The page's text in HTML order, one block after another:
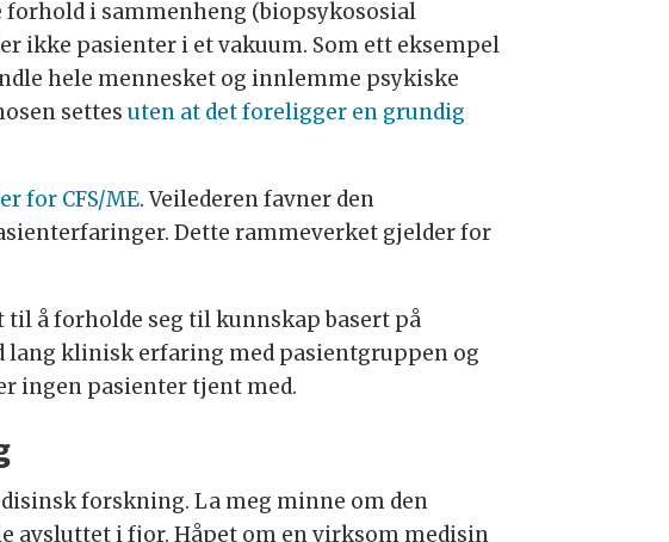
forhold i sammenheng (biopsykososial
ikke pasienter i et vakuum. Som ett eksempel
hele mennesket og innlemme psykiske
settes uten at det foreligger en grundig
for CFS/ME. Veilederen favner den
Dette rammeverket gjelder for
å forholde seg til kunnskap basert på
klinisk erfaring med pasientgruppen og
ingen pasienter tjent med.
forskning. La meg minne om den
avsluttet i fjor. Håpet om en virksom medisin